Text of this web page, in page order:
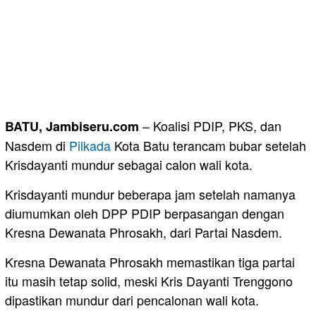
BATU, Jambiseru.com – Koalisi PDIP, PKS, dan
Nasdem di Pilkada Kota Batu terancam bubar setelah
Krisdayanti mundur sebagai calon wali kota.
Krisdayanti mundur beberapa jam setelah namanya
diumumkan oleh DPP PDIP berpasangan dengan
Kresna Dewanata Phrosakh, dari Partai Nasdem.
Kresna Dewanata Phrosakh memastikan tiga partai
itu masih tetap solid, meski Kris Dayanti Trenggono
dipastikan mundur dari pencalonan wali kota.